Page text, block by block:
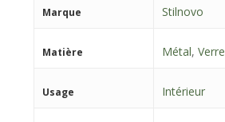
Marque Stilnovo
Matière Métal, Verre
Usage Intérieur